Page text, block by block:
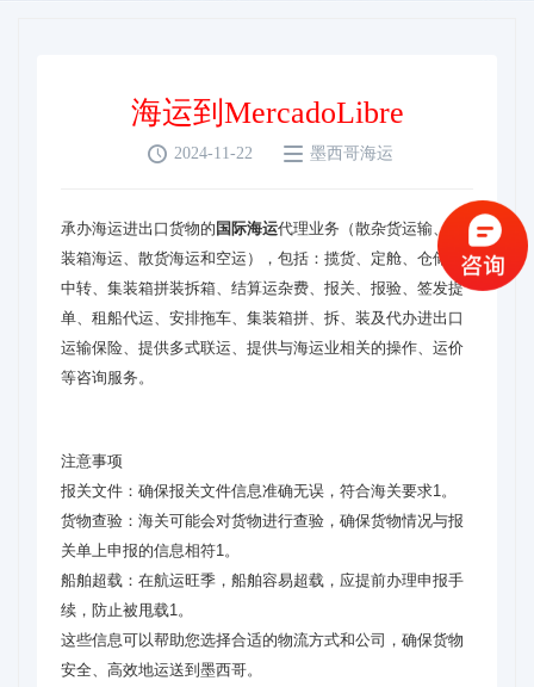
海运到MercadoLibre
 2024-11-22  墨西哥海运
承办海运进出口货物的 国际海运代理业务（散杂货运输、集
装箱海运、散货海运和空运），包括：揽货、定舱、仓储、
中转、集装箱拼装拆箱、结算运杂费、报关、报验、签发提
单、租船代运、安排拖车、集装箱拼、拆、装及代办进出口
运输保险、提供多式联运、提供与海运业相关的操作、运价
等咨询服务。
注意事项
‌报关文件‌：确保报关文件信息准确无误，符合海关要求‌1。
‌货物查验‌：海关可能会对货物进行查验，确保货物情况与报
关单上申报的信息相符‌1。
‌船舶超载‌：在航运旺季，船舶容易超载，应提前办理申报手
续，防止被甩载‌1。
这些信息可以帮助您选择合适的物流方式和公司，确保货物
安全、高效地运送到墨西哥。